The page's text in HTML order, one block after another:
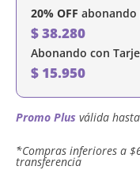
20% OFF
$38.280
Abonando con
$ 15.950
Promo Plus válida
´*Compras inferiores a
transferencia